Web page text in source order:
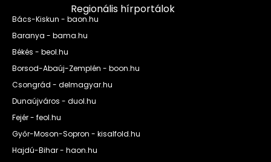
Regionális hírportálok
Bács-Kiskun - baon.hu
Baranya - bama.hu
Békés - beol.hu
Borsod-Abaúj-Zemplén - boon.hu
Csongrád - delmagyar.hu
Dunaújváros - duol.hu
Fejér - feol.hu
Győr-Moson-Sopron - kisalfold.hu
Hajdú-Bihar - haon.hu